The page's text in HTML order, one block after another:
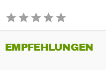
EMPFEHLUNGEN